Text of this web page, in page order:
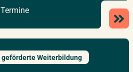
geförderte Weiterbildung